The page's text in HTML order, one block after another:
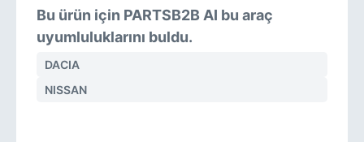
Bu ürün için PARTSB2B AI bu araç
uyumluluklarını buldu.
DACIA
NISSAN